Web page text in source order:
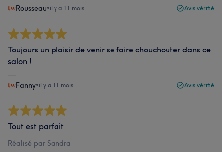
Rousseau•il y a 11 mois Avis vérifié
Toujours un plaisir de venir se faire chouchouter dans ce
salon !
Fanny•il y a 11 mois Avis vérifié
Tout est parfait
Réalisé par Sandra